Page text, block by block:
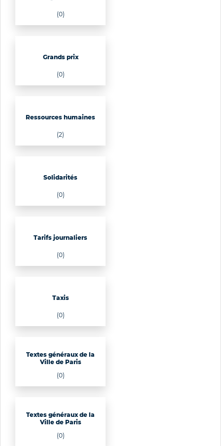
(0)
Grands prix
(0)
Ressources humaines
(2)
Solidarités
(0)
Tarifs journaliers
(0)
Taxis
(0)
Textes généraux de la
Ville de Paris
(0)
Textes généraux de la
Ville de Paris
(0)